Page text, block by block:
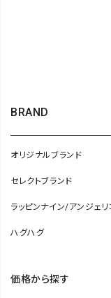
BRAND
オリジナルブランド
セレクトブランド
ラッピンナイン/アンジェリ
ハグハグ
価格から探す